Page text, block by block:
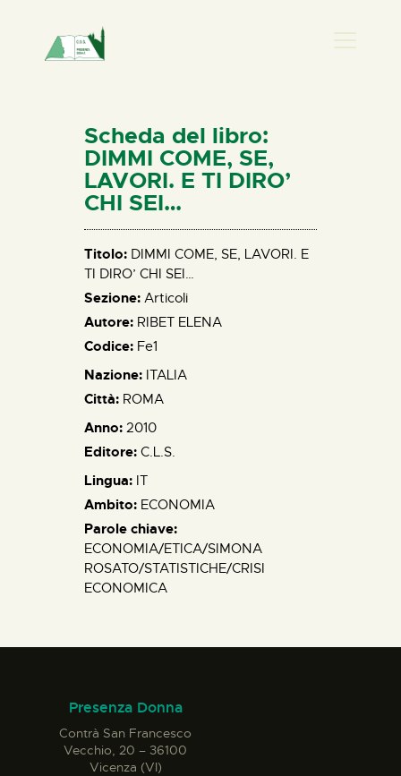
HOME
CHI SIAMO
NEWS
PERCORSI
ELISA SALERNO
CONTATTI
Scheda del libro:
DIMMI COME, SE,
LAVORI. E TI DIRO’
CHI SEI…
Titolo: DIMMI COME, SE, LAVORI. E
TI DIRO’ CHI SEI…
Sezione: Articoli
Autore: RIBET ELENA
Codice: Fe1
Nazione: ITALIA
Città: ROMA
Anno: 2010
Editore: C.L.S.
Lingua: IT
Ambito: ECONOMIA
Parole chiave:
ECONOMIA/ETICA/SIMONA
ROSATO/STATISTICHE/CRISI
ECONOMICA
Presenza Donna
Contrà San Francesco
Vecchio, 20 – 36100
Vicenza (VI)